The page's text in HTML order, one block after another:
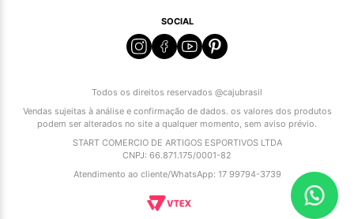
SOCIAL
Todos os direitos reservados @cajubrasil
Vendas sujeitas à análise e confirmação de dados. os valores dos produtos
podem ser alterados no site a qualquer momento, sem aviso prévio.
START COMERCIO DE ARTIGOS ESPORTIVOS LTDA
CNPJ: 66.871.175/0001-82
Atendimento ao cliente/WhatsApp: 17 99794-3739